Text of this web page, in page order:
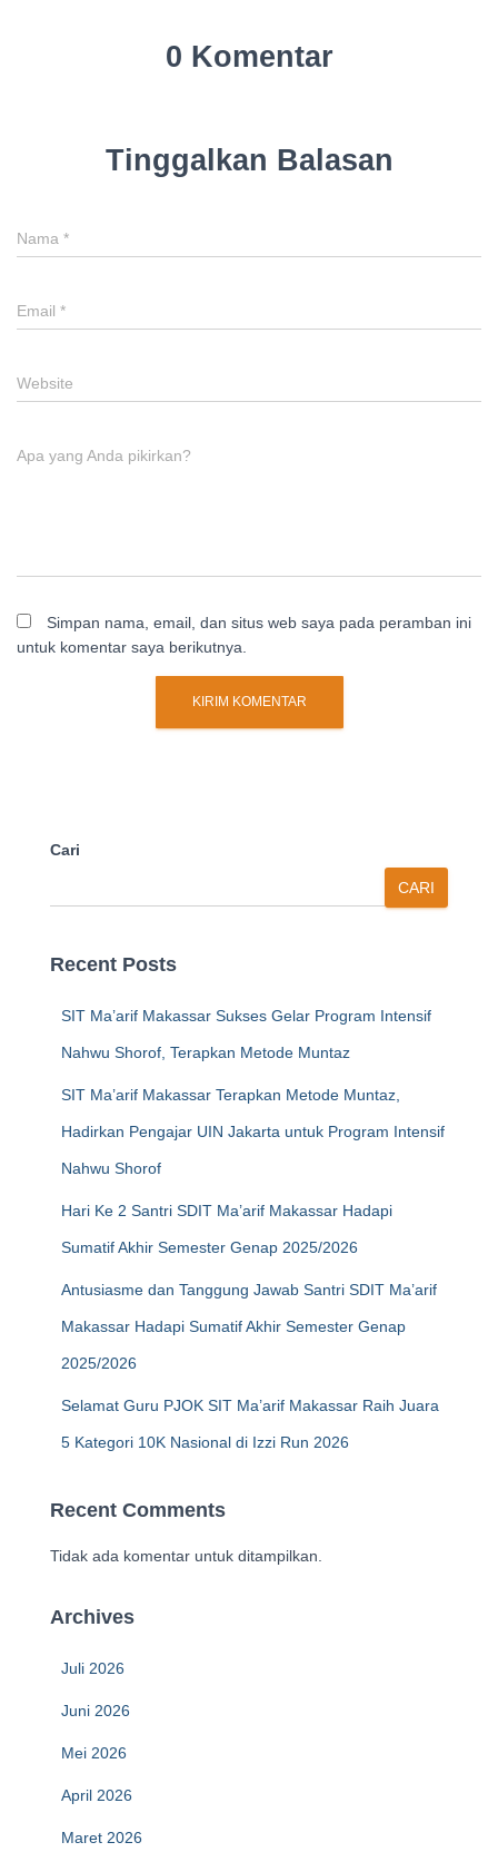
0 Komentar
Tinggalkan Balasan
Nama *
Email *
Website
Apa yang Anda pikirkan?
Simpan nama, email, dan situs web saya pada peramban ini
untuk komentar saya berikutnya.
Cari
CARI
Recent Posts
SIT Ma’arif Makassar Sukses Gelar Program Intensif
Nahwu Shorof, Terapkan Metode Muntaz
SIT Ma’arif Makassar Terapkan Metode Muntaz,
Hadirkan Pengajar UIN Jakarta untuk Program Intensif
Nahwu Shorof
Hari Ke 2 Santri SDIT Ma’arif Makassar Hadapi
Sumatif Akhir Semester Genap 2025/2026
Antusiasme dan Tanggung Jawab Santri SDIT Ma’arif
Makassar Hadapi Sumatif Akhir Semester Genap
2025/2026
Selamat Guru PJOK SIT Ma’arif Makassar Raih Juara
5 Kategori 10K Nasional di Izzi Run 2026
Recent Comments
Tidak ada komentar untuk ditampilkan.
Archives
Juli 2026
Juni 2026
Mei 2026
April 2026
Maret 2026